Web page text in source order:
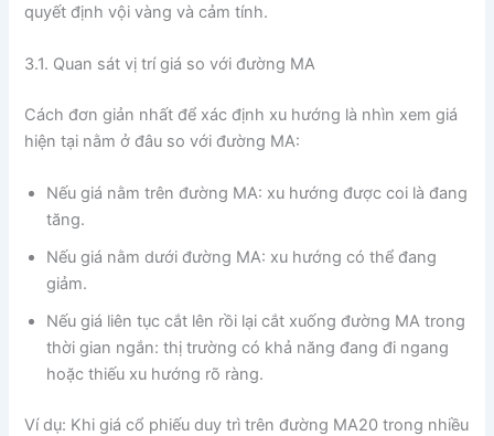
quyết định vội vàng và cảm tính.
3.1. Quan sát vị trí giá so với đường MA
Cách đơn giản nhất để xác định xu hướng là nhìn xem giá
hiện tại nằm ở đâu so với đường MA:
Nếu giá nằm trên đường MA: xu hướng được coi là đang
tăng.
Nếu giá nằm dưới đường MA: xu hướng có thể đang
giảm.
Nếu giá liên tục cắt lên rồi lại cắt xuống đường MA trong
thời gian ngắn: thị trường có khả năng đang đi ngang
hoặc thiếu xu hướng rõ ràng.
Ví dụ: Khi giá cổ phiếu duy trì trên đường MA20 trong nhiều